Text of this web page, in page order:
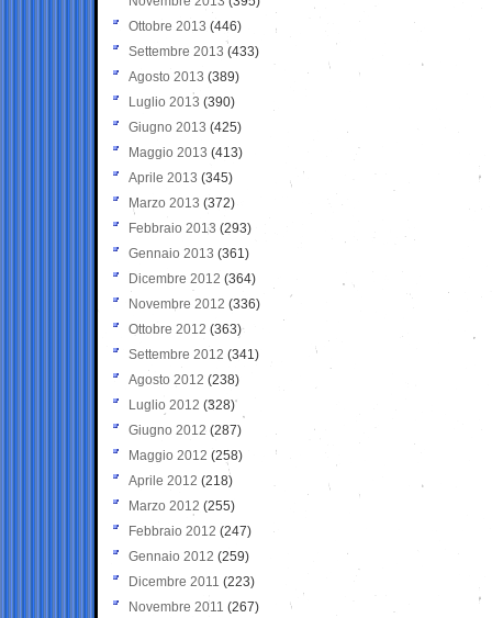
Ottobre 2013 (446)
Settembre 2013 (433)
Agosto 2013 (389)
Luglio 2013 (390)
Giugno 2013 (425)
Maggio 2013 (413)
Aprile 2013 (345)
Marzo 2013 (372)
Febbraio 2013 (293)
Gennaio 2013 (361)
Dicembre 2012 (364)
Novembre 2012 (336)
Ottobre 2012 (363)
Settembre 2012 (341)
Agosto 2012 (238)
Luglio 2012 (328)
Giugno 2012 (287)
Maggio 2012 (258)
Aprile 2012 (218)
Marzo 2012 (255)
Febbraio 2012 (247)
Gennaio 2012 (259)
Dicembre 2011 (223)
Novembre 2011 (267)